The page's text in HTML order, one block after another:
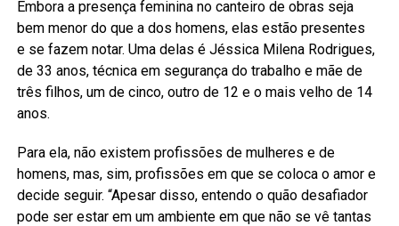
Embora a presença feminina no canteiro de obras seja
bem menor do que a dos homens, elas estão presentes
e se fazem notar. Uma delas é Jéssica Milena Rodrigues,
de 33 anos, técnica em segurança do trabalho e mãe de
três filhos, um de cinco, outro de 12 e o mais velho de 14
anos.
Para ela, não existem profissões de mulheres e de
homens, mas, sim, profissões em que se coloca o amor e
decide seguir. “Apesar disso, entendo o quão desafiador
pode ser estar em um ambiente em que não se vê tantas